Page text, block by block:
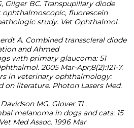
Gilger BC. Transpupillary diode
ophthalmoscopic, fluorescein
study. Vet Ophthalmol.
A. Combined transscleral diode
and Ahmed
with primary glaucoma: 51
2005 Mar-Apr;8(2):121-7.
in veterinary ophthalmology:
on literature. Photon Lasers Med.
MG, Glover TL.
melanoma in dogs and cats: 15
Med Assoc. 1996 Mar